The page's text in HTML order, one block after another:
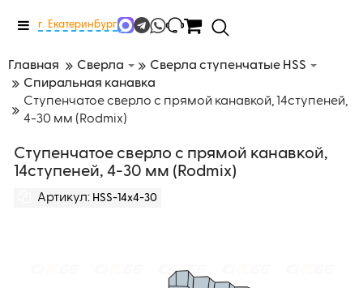
Меню
г. Екатеринбург
Главная Сверла
Сверла ступенчатые HSS
Спиральная канавка
Ступенчатое сверло с прямой канавкой, 14ступеней,
4-30 мм (Rodmix)
Ступенчатое сверло с прямой канавкой,
14ступеней, 4-30 мм (Rodmix)
Артикул: HSS-14x4-30